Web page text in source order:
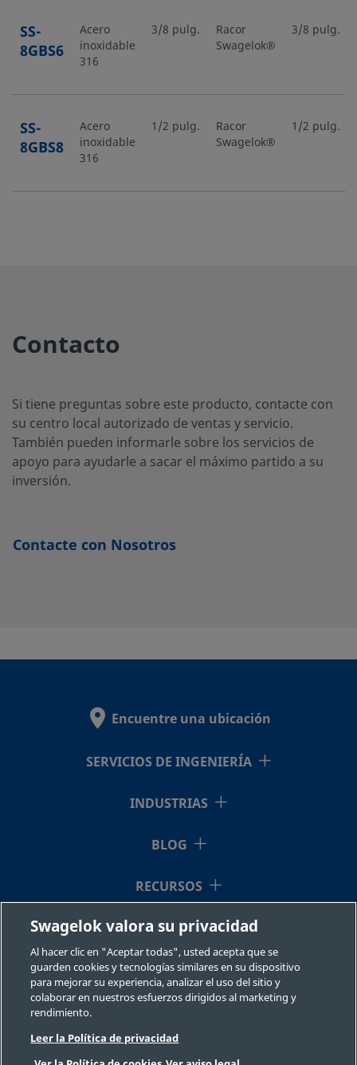
SS-
8GBS6
Acero
inoxidable
316
3/8 pulg.
Racor
Swagelok®
3/8 pulg.
SS-
8GBS8
Acero
inoxidable
316
1/2 pulg.
Racor
Swagelok®
1/2 pulg.
Contacto
Si tiene preguntas sobre este producto, contacte con
su centro local autorizado de ventas y servicio.
También pueden informarle sobre los servicios de
apoyo para ayudarle a sacar el máximo partido a su
inversión.
Contacte con Nosotros
Encuentre una ubicación
SERVICIOS DE INGENIERÍA
INDUSTRIAS
BLOG
RECURSOS
QUIÉNES SOMOS
©2026 Swagelok Company. Todos los derechos reservados.
Swagelok valora su privacidad
Al hacer clic en "Aceptar todas", usted acepta que se
guarden cookies y tecnologías similares en su dispositivo
para mejorar su experiencia, analizar el uso del sitio y
colaborar en nuestros esfuerzos dirigidos al marketing y
rendimiento.
Leer la Política de privacidad